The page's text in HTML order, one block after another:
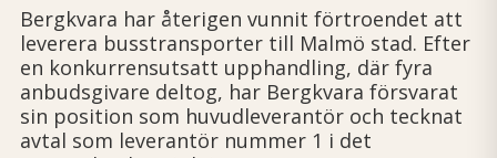
Bergkvara har återigen vunnit förtroendet att
leverera busstransporter till Malmö stad. Efter
en konkurrensutsatt upphandling, där fyra
anbudsgivare deltog, har Bergkvara försvarat
sin position som huvudleverantör och tecknat
avtal som leverantör nummer 1 i det